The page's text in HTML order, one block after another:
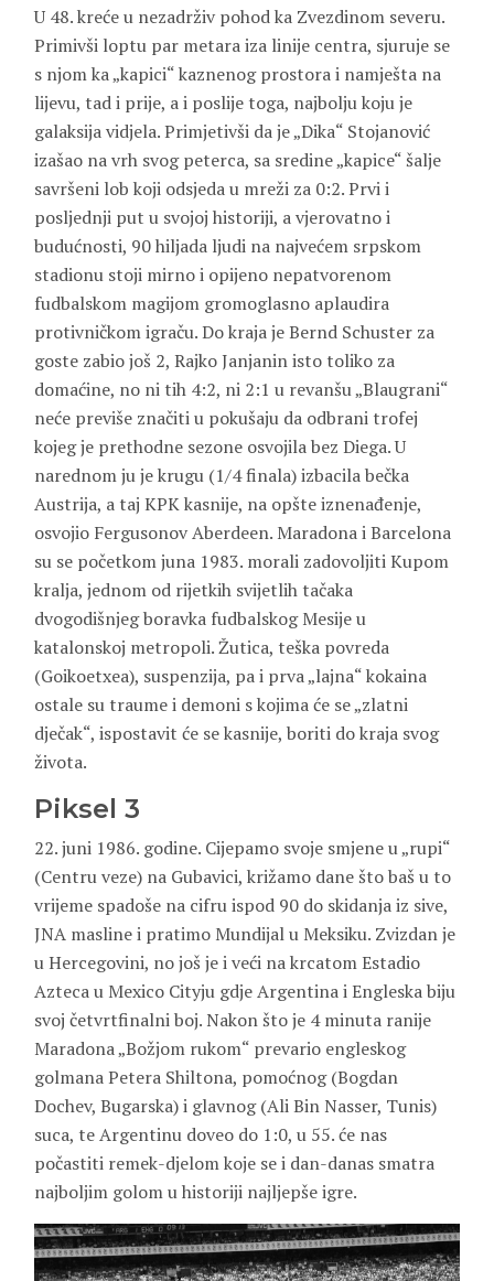
U 48. kreće u nezadrživ pohod ka Zvezdinom severu.
Primivši loptu par metara iza linije centra, sjuruje se
s njom ka „kapici“ kaznenog prostora i namješta na
lijevu, tad i prije, a i poslije toga, najbolju koju je
galaksija vidjela. Primjetivši da je „Dika“ Stojanović
izašao na vrh svog peterca, sa sredine „kapice“ šalje
savršeni lob koji odsjeda u mreži za 0:2. Prvi i
posljednji put u svojoj historiji, a vjerovatno i
budućnosti, 90 hiljada ljudi na najvećem srpskom
stadionu stoji mirno i opijeno nepatvorenom
fudbalskom magijom gromoglasno aplaudira
protivničkom igraču. Do kraja je Bernd Schuster za
goste zabio još 2, Rajko Janjanin isto toliko za
domaćine, no ni tih 4:2, ni 2:1 u revanšu „Blaugrani“
neće previše značiti u pokušaju da odbrani trofej
kojeg je prethodne sezone osvojila bez Diega. U
narednom ju je krugu (1/4 finala) izbacila bečka
Austrija, a taj KPK kasnije, na opšte iznenađenje,
osvojio Fergusonov Aberdeen. Maradona i Barcelona
su se početkom juna 1983. morali zadovoljiti Kupom
kralja, jednom od rijetkih svijetlih tačaka
dvogodišnjeg boravka fudbalskog Mesije u
katalonskoj metropoli. Žutica, teška povreda
(Goikoetxea), suspenzija, pa i prva „lajna“ kokaina
ostale su traume i demoni s kojima će se „zlatni
dječak“, ispostavit će se kasnije, boriti do kraja svog
života.
Piksel 3
22. juni 1986. godine. Cijepamo svoje smjene u „rupi“
(Centru veze) na Gubavici, križamo dane što baš u to
vrijeme spadoše na cifru ispod 90 do skidanja iz sive,
JNA masline i pratimo Mundijal u Meksiku. Zvizdan je
u Hercegovini, no još je i veći na krcatom Estadio
Azteca u Mexico Cityju gdje Argentina i Engleska biju
svoj četvrtfinalni boj. Nakon što je 4 minuta ranije
Maradona „Božjom rukom“ prevario engleskog
golmana Petera Shiltona, pomoćnog (Bogdan
Dochev, Bugarska) i glavnog (Ali Bin Nasser, Tunis)
suca, te Argentinu doveo do 1:0, u 55. će nas
počastiti remek-djelom koje se i dan-danas smatra
najboljim golom u historiji najljepše igre.